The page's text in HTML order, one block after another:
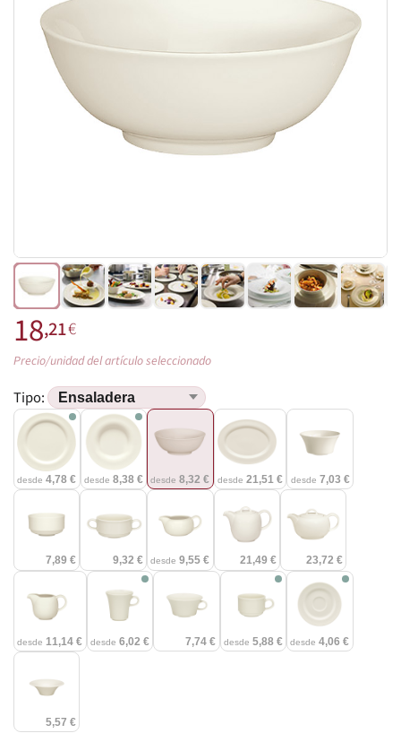
18,21€
Precio/unidad del artículo seleccionado
Tipo:
desde4,78 € desde 8,38 € desde8,32 € desde 21,51 € desde 7,03 €
7,89 € 9,32 € desde9,55 € 21,49 € 23,72 €
desde 11,14 € desde 6,02 € 7,74 € desde 5,88 € desde4,06 €
5,57 €